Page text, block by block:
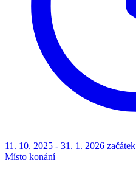
11. 10. 2025 - 31. 1. 2026
Místo konání